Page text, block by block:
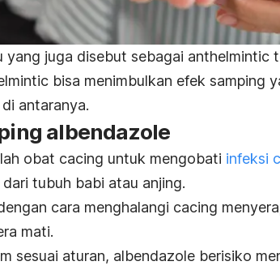
yang juga disebut sebagai anthelmintic
bisa menimbulkan efek samping
antaranya.
albendazole
obat cacing untuk mengobati infeksi
tubuh babi atau anjing.
cara menghalangi cacing
mati.
sesuai aturan, albendazole berisiko